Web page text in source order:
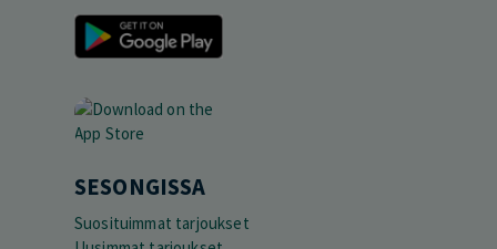
SESONGISSA
Suosituimmat tarjoukset